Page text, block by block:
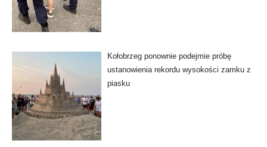
Kołobrzeg ponownie podejmie próbę
ustanowienia rekordu wysokości zamku z
piasku